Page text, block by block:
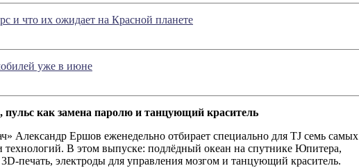
и что их ожидает на Красной планете
уже в июне
как замена паролю и танцующий краситель
Александр Ершов еженедельно отбирает специально для TJ семь самых
В этом выпуске: подлёдный океан на спутнике Юпитера,
печать, электроды для управления мозгом и танцующий краситель.